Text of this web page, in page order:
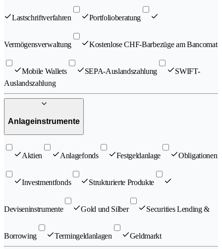
Lastschriftverfahren Portfolioberatung
Vermögensverwaltung Kostenlose CHF-Barbezüge am Bancomat
Mobile Wallets SEPA-Auslandszahlung
SWIFT-
Auslandszahlung
Anlageinstrumente
Aktien Anlagefonds Festgeldanlage Obligationen
Investmentfonds Strukturierte Produkte
Deviseninstrumente Gold und Silber Securities Lending &
Borrowing Termingeldanlagen Geldmarkt